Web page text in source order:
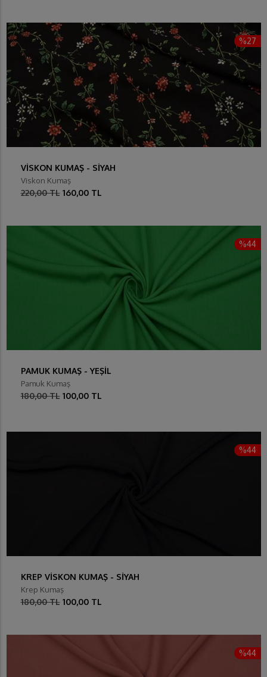
%27
VİSKON KUMAŞ - SİYAH
Viskon Kumaş
220,00 TL 160,00 TL
%44
PAMUK KUMAŞ - YEŞİL
Pamuk Kumaş
180,00 TL 100,00 TL
%44
KREP VİSKON KUMAŞ - SİYAH
Krep Kumaş
180,00 TL 100,00 TL
%44